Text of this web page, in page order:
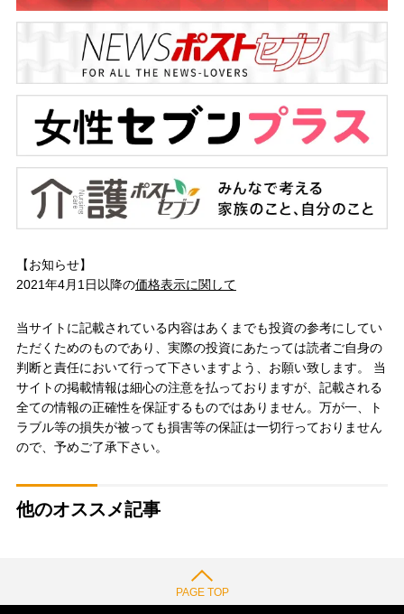
【お知らせ】
2021年4月1日以降の価格表示に関して
当サイトに記載されている内容はあくまでも投資の参考にしてい
ただくためのものであり、実際の投資にあたっては読者ご自身の
判断と責任において行って下さいますよう、お願い致します。 当
サイトの掲載情報は細心の注意を払っておりますが、記載される
全ての情報の正確性を保証するものではありません。万が一、ト
ラブル等の損失が被っても損害等の保証は一切行っておりません
ので、予めご了承下さい。
他のオススメ記事
PAGE TOP